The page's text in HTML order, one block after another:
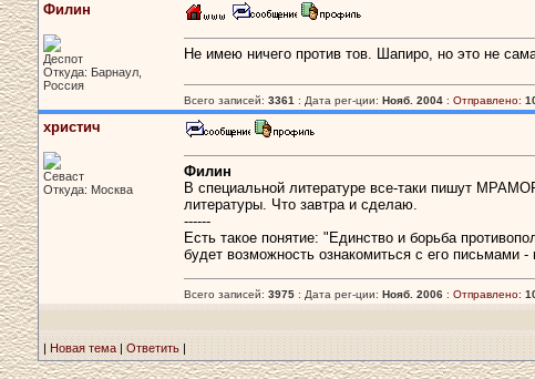
Филин
Деспот
Откуда: Барнаул,
Россия
Не имею ничего против тов. Шапиро, но это не
Всего записей: 3361 : Дата рег-ции: Нояб. 2004 : Отправлено:
христич
Севаст
Откуда: Москва
Филин
В специальной литературе все-таки пишут
литературы. Что завтра и сделаю.
------
Есть такое понятие: "Единство и борьба
будет возможность ознакомиться с его письмами
Всего записей: 3975 : Дата рег-ции: Нояб. 2006 : Отправлено:
| Новая тема|Ответить |